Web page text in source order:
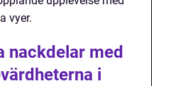
vyer.
nackdelar med
i